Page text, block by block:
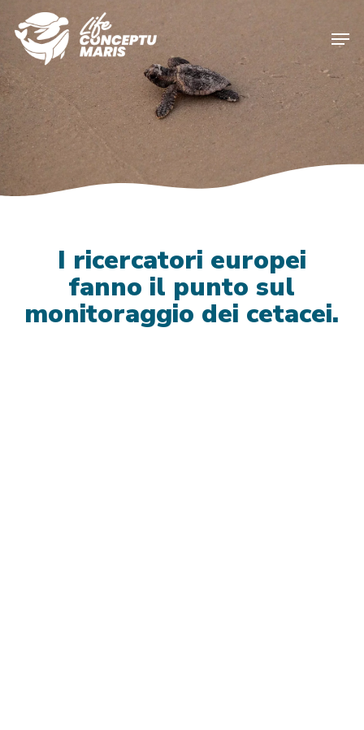
main
content
I ricercatori europei
fanno il punto sul
monitoraggio dei cetacei.